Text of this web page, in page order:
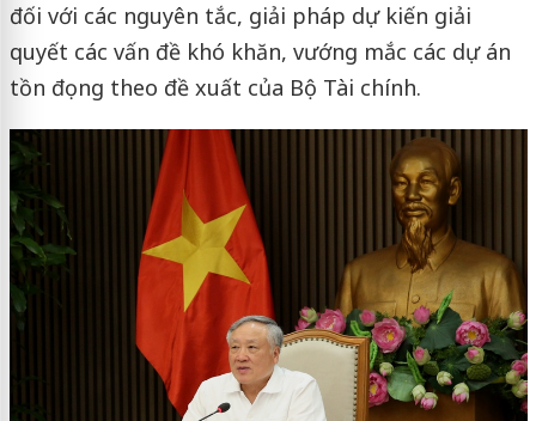
đối với các nguyên tắc, giải pháp dự kiến giải
quyết các vấn đề khó khăn, vướng mắc các dự án
tồn đọng theo đề xuất của Bộ Tài chính.